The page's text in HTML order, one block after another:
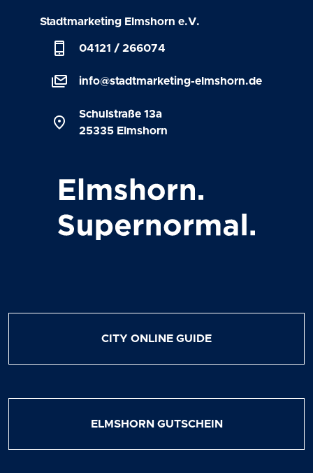
Stadtmarketing Elmshorn e.V.
phone_iphone 04121 / 266074
stacked_email info@stadtmarketing-elmshorn.de
location_on
Schulstraße 13a
25335 Elmshorn
CITY ONLINE GUIDE
ELMSHORN GUTSCHEIN